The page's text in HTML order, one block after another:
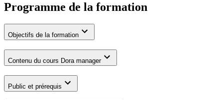
Programme de la formation
Objectifs de la formation
Contenu du cours Dora manager
Public et prérequis